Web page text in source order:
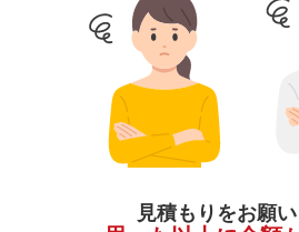
見積もりをお願